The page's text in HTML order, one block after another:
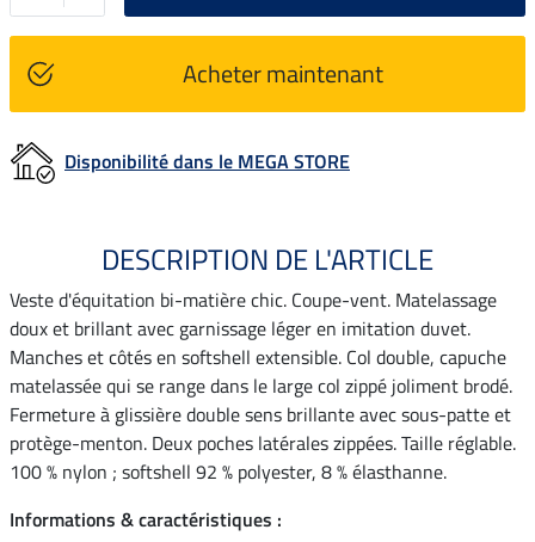
Acheter maintenant
Disponibilité dans le MEGA STORE
DESCRIPTION DE L'ARTICLE
Veste d'équitation bi-matière chic. Coupe-vent. Matelassage
doux et brillant avec garnissage léger en imitation duvet.
Manches et côtés en softshell extensible. Col double, capuche
matelassée qui se range dans le large col zippé joliment brodé.
Fermeture à glissière double sens brillante avec sous-patte et
protège-menton. Deux poches latérales zippées. Taille réglable.
100 % nylon ; softshell 92 % polyester, 8 % élasthanne.
Informations & caractéristiques :